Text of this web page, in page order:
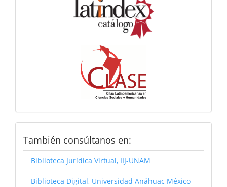
Consultanos
También consúltanos en:
Biblioteca Jurídica Virtual, IIJ-UNAM
Biblioteca Digital, Universidad Anáhuac México